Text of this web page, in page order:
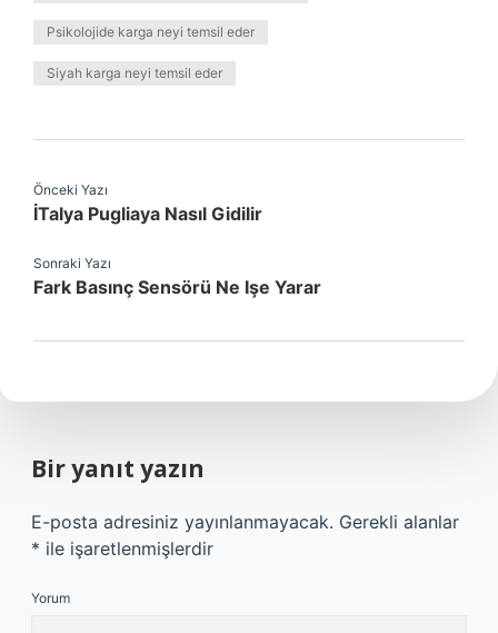
Psikolojide karga neyi temsil eder
Siyah karga neyi temsil eder
Önceki Yazı
İTalya Pugliaya Nasıl Gidilir
Sonraki Yazı
Fark Basınç Sensörü Ne Işe Yarar
Bir yanıt yazın
E-posta adresiniz yayınlanmayacak. Gerekli alanlar
* ile işaretlenmişlerdir
Yorum